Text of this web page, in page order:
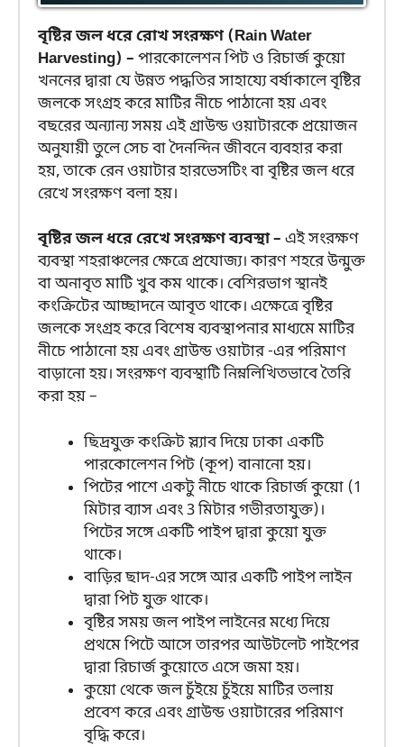
বৃষ্টির জল ধরে রোখ সংরক্ষণ (Rain Water
Harvesting) – পারকোলেশন পিট ও রিচার্জ কুয়ো
খননের দ্বারা যে উন্নত পদ্ধতির সাহায্যে বর্ষাকালে বৃষ্টির
জলকে সংগ্রহ করে মাটির নীচে পাঠানো হয় এবং
বছরের অন্যান্য সময় এই গ্রাউন্ড ওয়াটারকে প্রয়োজন
অনুযায়ী তুলে সেচ বা দৈনন্দিন জীবনে ব্যবহার করা
হয়, তাকে রেন ওয়াটার হারভেসটিং বা বৃষ্টির জল ধরে
রেখে সংরক্ষণ বলা হয়।
বৃষ্টির জল ধরে রেখে সংরক্ষণ ব্যবস্থা – এই সংরক্ষণ
ব্যবস্থা শহরাঞ্চলের ক্ষেত্রে প্রযোজ্য। কারণ শহরে উন্মুক্ত
বা অনাবৃত মাটি খুব কম থাকে। বেশিরভাগ স্থানই
কংক্রিটের আচ্ছাদনে আবৃত থাকে। এক্ষেত্রে বৃষ্টির
জলকে সংগ্রহ করে বিশেষ ব্যবস্থাপনার মাধ্যমে মাটির
নীচে পাঠানো হয় এবং গ্রাউন্ড ওয়াটার -এর পরিমাণ
বাড়ানো হয়। সংরক্ষণ ব্যবস্থাটি নিম্নলিখিতভাবে তৈরি
করা হয় –
ছিদ্রযুক্ত কংক্রিট স্ল্যাব দিয়ে ঢাকা একটি
পারকোলেশন পিট (কূপ) বানানো হয়।
পিটের পাশে একটু নীচে থাকে রিচার্জ কুয়ো (1
মিটার ব্যাস এবং 3 মিটার গভীরতাযুক্ত)।
পিটের সঙ্গে একটি পাইপ দ্বারা কুয়ো যুক্ত
থাকে।
বাড়ির ছাদ-এর সঙ্গে আর একটি পাইপ লাইন
দ্বারা পিট যুক্ত থাকে।
বৃষ্টির সময় জল পাইপ লাইনের মধ্যে দিয়ে
প্রথমে পিটে আসে তারপর আউটলেট পাইপের
দ্বারা রিচার্জ কুয়োতে এসে জমা হয়।
কুয়ো থেকে জল চুঁইয়ে চুঁইয়ে মাটির তলায়
প্রবেশ করে এবং গ্রাউন্ড ওয়াটারের পরিমাণ
বৃদ্ধি করে।